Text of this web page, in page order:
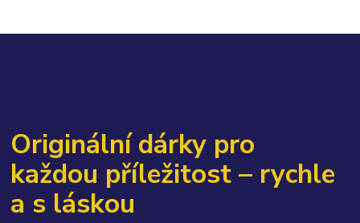
Originální dárky pro
každou příležitost – rychle
a s láskou